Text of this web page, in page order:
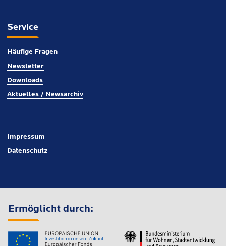
Service
Häufige Fragen
Newsletter
Downloads
Aktuelles / Newsarchiv
Impressum
Datenschutz
Ermöglicht durch: